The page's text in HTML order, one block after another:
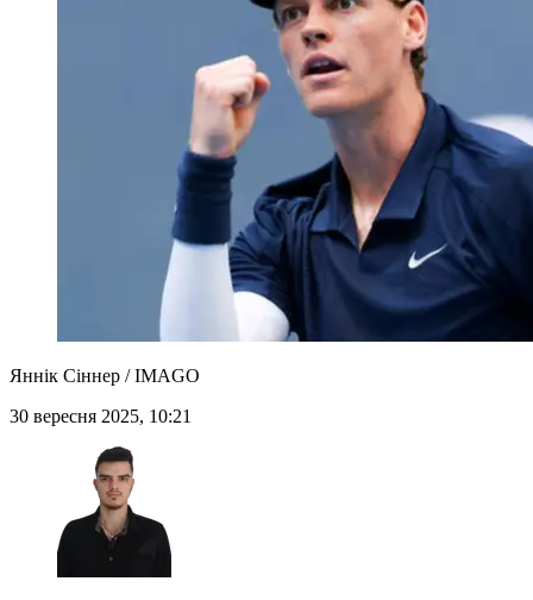
Яннік Сіннер / IMAGO
30 вересня 2025, 10:21